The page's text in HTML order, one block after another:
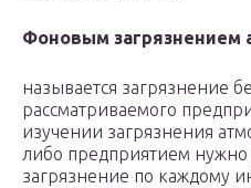
Фоновым загрязнением
называется загрязнение
рассматриваемого
изучении загрязнения
либо предприятием
загрязнение по каждому